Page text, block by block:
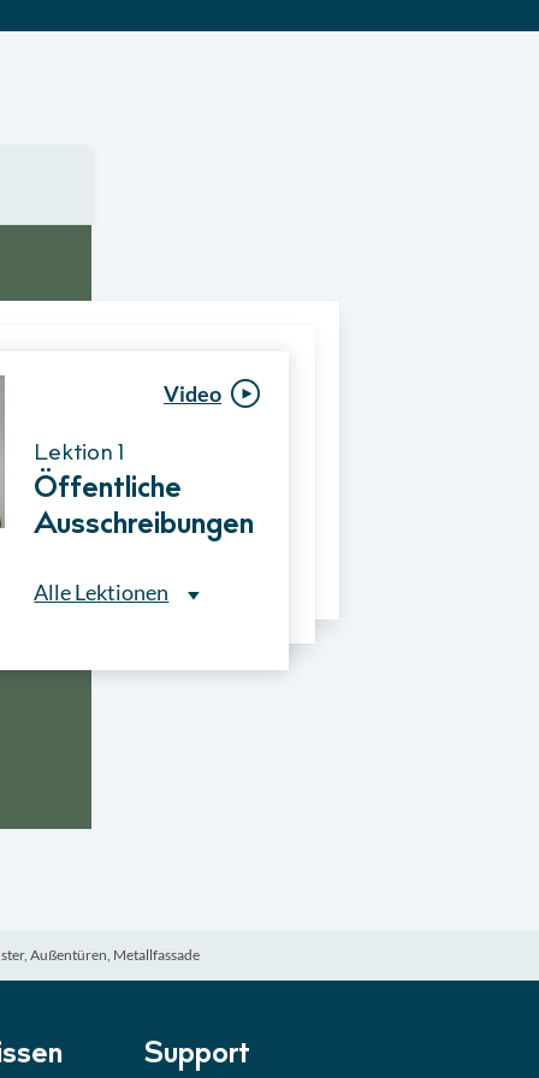
Video
Lektion 1
Öffentliche
Ausschreibungen
Alle Lektionen
Vergabeverfahre
Alle Lektionen
im Vergabeverfahren► 3:18 Min
von Angeboten Lektion
Außentüren, Metallfassade
Support